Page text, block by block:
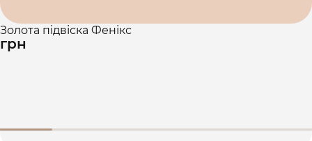
Золота підвіска Фенікс
грн